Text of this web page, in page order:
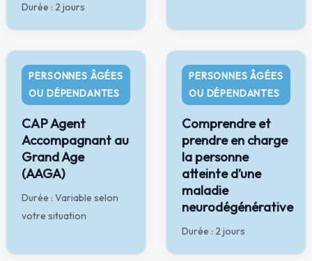
Durée : 2 jours
PERSONNES ÂGÉES
OU DÉPENDANTES
CAP Agent
Accompagnant au
Grand Age
(AAGA)
Durée : Variable selon
votre situation
PERSONNES ÂGÉES
OU DÉPENDANTES
Comprendre et
prendre en charge
la personne
atteinte d’une
maladie
neurodégénérative
Durée : 2 jours